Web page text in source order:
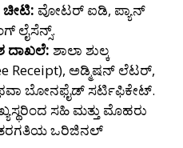
ಚೀಟಿ: ವೋಟರ್ ಐಡಿ, ಪ್ಯಾನ್
ಲೈಸೆನ್ಸ್.
ದಾಖಲೆ: ಶಾಲಾ ಶುಲ್ಕ
Receipt), ಅಡ್ಮಿಷನ್ ಲೆಟರ್,
ಬೋನಫೈಡ್ ಸರ್ಟಿಫಿಕೇಟ್.
ಸಹಿ ಮತ್ತು ಮೊಹರು
ಒರಿಜಿನಲ್